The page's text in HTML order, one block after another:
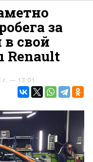
за
свой
Renault
г. — 13:01